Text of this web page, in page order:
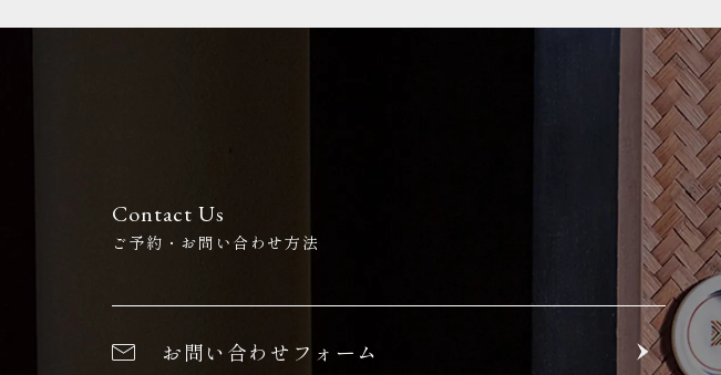
Contact Us
ご予約・お問い合わせ方法
お問い合わせフォーム